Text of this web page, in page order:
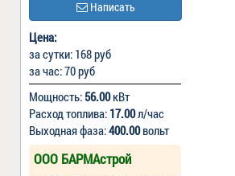
Написать
Цена:
за сутки: 168 руб
за час: 70 руб
Мощность: 56.00кВт
Расход топлива: 17.00л/час
Выходная фаза:400.00вольт
ООО БАРМАстрой